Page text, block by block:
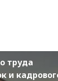
труда
и